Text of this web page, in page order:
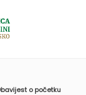
o početku